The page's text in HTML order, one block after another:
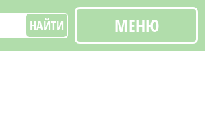
НАЙТИ МЕНЮ